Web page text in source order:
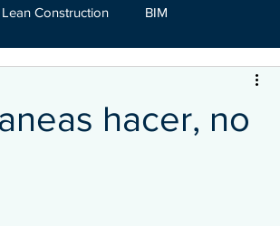
Lean Construction BIM
Contratos Colaborativos
hacer, no